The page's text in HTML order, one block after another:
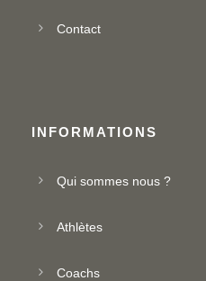
Contact
INFORMATIONS
Qui sommes nous ?
Athlètes
Coachs